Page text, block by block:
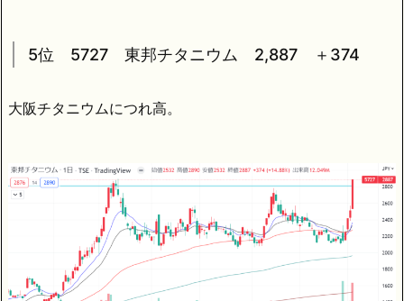
5位 5727 東邦チタニウム 2,887 ＋374
大阪チタニウムにつれ高。